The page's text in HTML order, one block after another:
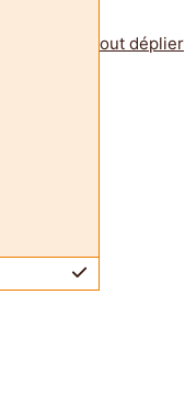
Tout déplier